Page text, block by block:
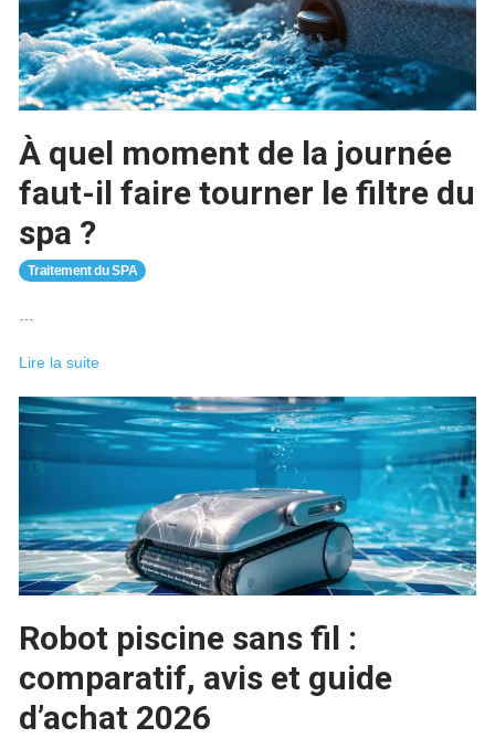
pour
bien
le
choisir
À quel moment de la journée
faut-il faire tourner le filtre du
spa ?
Traitement du SPA
…
À
moment
de
la
il
faire
tourner
le
du
?
Lire la suite
Robot piscine sans fil :
comparatif, avis et guide
d’achat 2026